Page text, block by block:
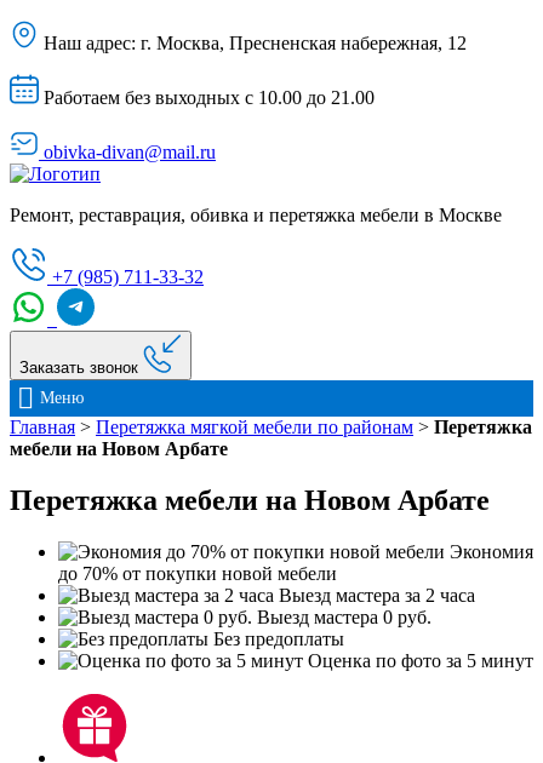
Наш адрес: г. Москва, Пресненская набережная, 12
Работаем без выходных с 10.00 до 21.00
obivka-divan@mail.ru
Ремонт, реставрация, обивка и перетяжка мебели в Москве
+7 (985) 711-33-32
Заказать звонок
Меню
Главная > Перетяжка мягкой мебели по районам > Перетяжка
мебели на Новом Арбате
Перетяжка мебели на Новом Арбате
Экономия
до 70% от покупки новой мебели
Выезд мастера за 2 часа
Выезд мастера 0 руб.
Без предоплаты
Оценка по фото за 5 минут